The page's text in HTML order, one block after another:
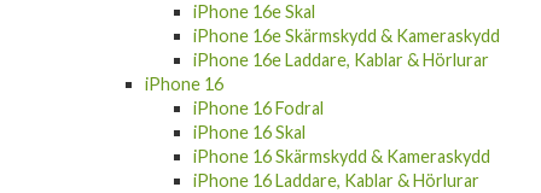
iPhone 16e Skal
iPhone 16e Skärmskydd & Kameraskydd
iPhone 16e Laddare, Kablar & Hörlurar
iPhone 16
iPhone 16 Fodral
iPhone 16 Skal
iPhone 16 Skärmskydd & Kameraskydd
iPhone 16 Laddare, Kablar & Hörlurar